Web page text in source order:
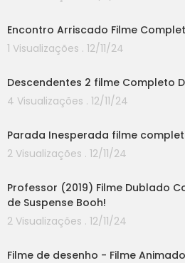
ma sentença completo
doze homens e uma
<br />doze homens e
em <br />doze homens
<br />doze homens e
/>doze homens e uma
ndado <br />doze
tro jaragua <br />doze
a aliança francesa <br /
ze homens e uma
<br />doze homens e
pleto legendado <br /
Encontro Arriscado Filme
1 Visualizações . 12/11/24
Descendentes 2 filme Completo
4 Visualizações . 12/11/24
Parada Inesperada filme
2 Visualizações . 12/11/24
Professor (2019) Filme Dublado
de Suspense Booh!
2 Visualizações . 12/11/24
Filme de desenho - Filme